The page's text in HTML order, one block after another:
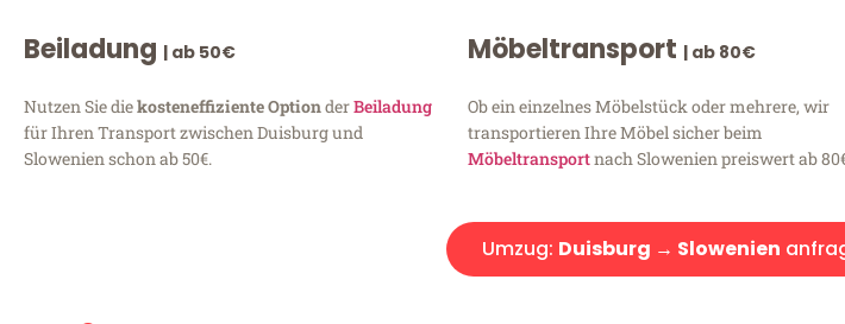
Beiladung | ab 50€
Nutzen Sie diekosteneffiziente OptionderBeiladung
für Ihren Transport zwischen Duisburg und
Slowenien schon ab 50€.
Möbeltransport | ab 80€
Ob ein einzelnes Möbelstück oder mehrere, wir
transportieren Ihre Möbel sicher beim
Möbeltransportnach Slowenien preiswert ab
Umzug: Duisburg → Slowenien